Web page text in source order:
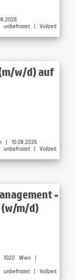
| unbefristet | Vollzeit
w/d) auf
| 10.08.2026
| unbefristet | Vollzeit
-
(w/m/d)
Wien |
| unbefristet | Vollzeit